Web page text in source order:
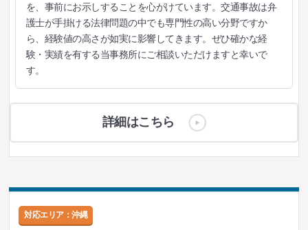
を、事前にお示しすることを心がけています。交通事故は弁
護士が手掛ける法律問題の中でも専門性の高い分野ですか
ら、経験値の高さが如実に影響してきます。ぜひ確かな経
験・実績を有する当事務所にご相談いただけますと幸いで
す。
詳細はこちら
対応エリア：沖縄